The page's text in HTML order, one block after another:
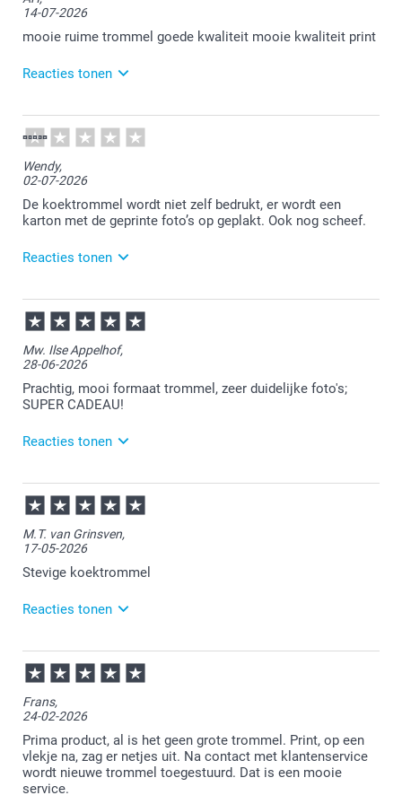
te lezen
14-07-2026
mooie ruime trommel goede kwaliteit mooie kwaliteit print
Reacties tonen
14-07-2026
13:50
Bedankt voor je review. Fijn om te horen dat je
Wendy,
02-07-2026
De koektrommel wordt niet zelf bedrukt, er wordt een
karton met de geprinte foto’s op geplakt. Ook nog scheef.
Reacties tonen
03-07-2026
14:01
Bedankt voor je review. Wat ontzettend jammer dat
je niet tevreden bent. Ik zie dat er inmiddels al
contact is met de klantenservice.
Mw. Ilse Appelhof,
28-06-2026
Prachtig, mooi formaat trommel, zeer duidelijke foto's;
SUPER CADEAU!
Reacties tonen
29-06-2026
14:49
Bedankt voor je review. Erg leuk om te horen dat je
zo tevreden bent. Een koekjes trommel is een leuk
product om te personaliseren en kun je voor
meerdere doeleinden gebruiken. Heel veel plezier
M.T. van Grinsven,
17-05-2026
Stevige koektrommel
Reacties tonen
18-05-2026
13:47
Heel veel plezier van de koektrommel!
Frans,
24-02-2026
Prima product, al is het geen grote trommel. Print, op een
vlekje na, zag er netjes uit. Na contact met klantenservice
wordt nieuwe trommel toegestuurd. Dat is een mooie
service.